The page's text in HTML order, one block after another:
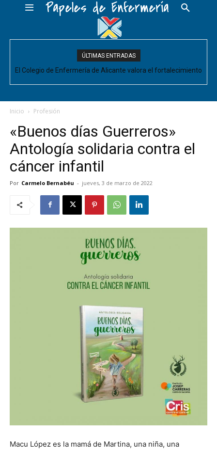
Papeles de Enfermería
ÚLTIMAS ENTRADAS
El Colegio de Enfermería de Alicante valora el fortalecimiento
acompañe de decisiones estructurales para...
Inicio Profesión
«Buenos días Guerreros»
Antología solidaria contra el
cáncer infantil
Por Carmelo Bernabéu - jueves, 3 de marzo de 2022
Macu López es la mamá de Martina, una niña, una